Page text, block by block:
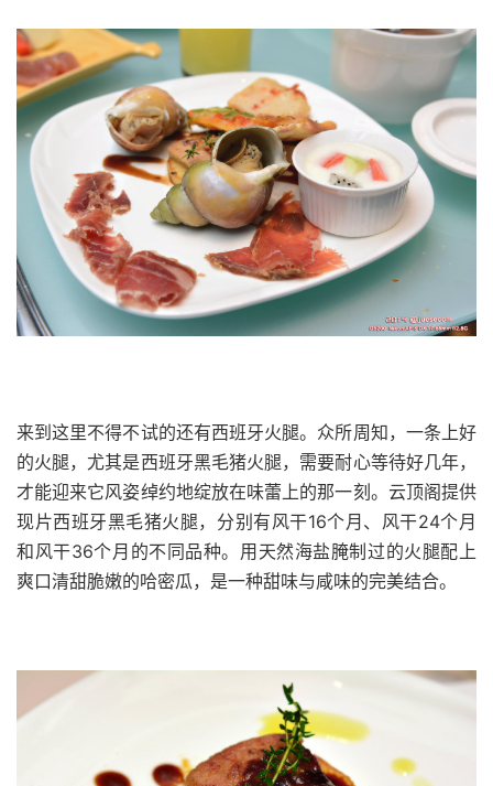
来到这里不得不试的还有西班牙火腿。众所周知，一条上好
的火腿，尤其是西班牙黑毛猪火腿，需要耐心等待好几年，
才能迎来它风姿绰约地绽放在味蕾上的那一刻。云顶阁提供
现片西班牙黑毛猪火腿，分别有风干16个月、风干24个月
和风干36个月的不同品种。用天然海盐腌制过的火腿配上
爽口清甜脆嫩的哈密瓜，是一种甜味与咸味的完美结合。